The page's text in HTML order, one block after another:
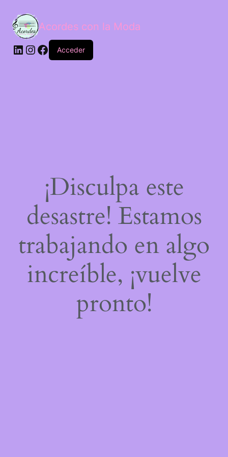
Acordes con la Moda
Acceder
¡Disculpa este
desastre! Estamos
trabajando en algo
increíble, ¡vuelve
pronto!